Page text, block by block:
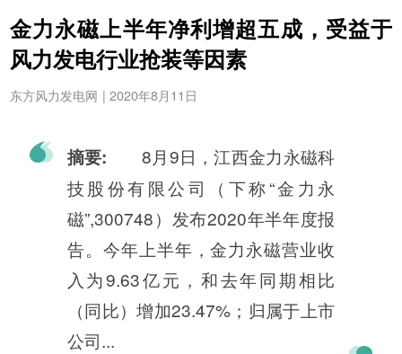
金力永磁上半年净利增超五成，受益于
风力发电行业抢装等因素
东方风力发电网 | 2020年8月11日
摘要: 8月9日，江西金力永磁科
技股份有限公司（下称“金力永
磁”,300748）发布2020年半年度报
告。今年上半年，金力永磁营业收
入为9.63亿元，和去年同期相比
（同比）增加23.47%；归属于上市
公司...